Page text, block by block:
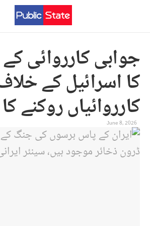
جوابی کارروائی کے
کا اسرائیل کے
کارروائیاں روکنے
June 8, 2026